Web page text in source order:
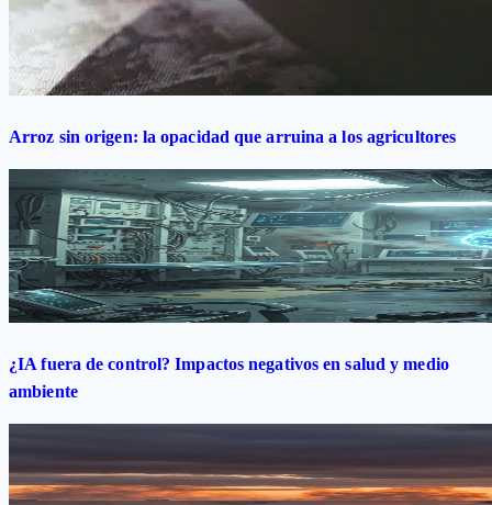
Arroz sin origen: la opacidad que arruina a los agricultores
¿IA fuera de control? Impactos negativos en salud y medio
ambiente